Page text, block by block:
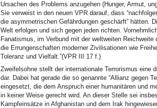
Ursachen des Problems anzugehen (Hunger, Armut,
Sie verweist in den neuen VPR darauf, dass
die asymmetrischen Gefährdungen geschärft” hätten.
Welt erfolgen und sich gegen jeden richten.
Fanatismus, im Verbund mit der weltweiten
die Errungenschaften moderner Zivilisationen wie
Toleranz und Vielfalt.”(VPR
17 f.)
Zweifelsohne stellt der internationale Terrorismus eine
dar. Dabei hat gerade die so genannte “Allianz gegen
eingesetzt, die dem Anspruch einer humanitären und
in keiner Weise gerecht wird. An dieser Stelle sei
Kampfeinsätze in Afghanistan und dem Irak